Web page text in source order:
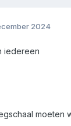
2024
iedereen
moeten